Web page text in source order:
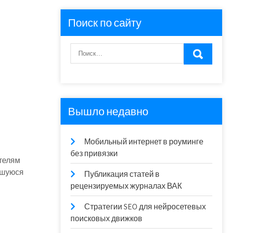
Поиск по сайту
Вышло недавно
Мобильный интернет в роуминге
без привязки
Публикация статей в
рецензируемых журналах ВАК
Стратегии SEO для нейросетевых
поисковых движков